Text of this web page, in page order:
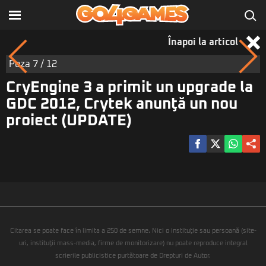
Înapoi la articol
Poza 7 / 12
CryEngine 3 a primit un upgrade la
GDC 2012, Crytek anunţă un nou
proiect (UPDATE)
Citarea se poate face în limita a 250 de semne. Nici o instituţie sau persoană (site-
uri, instituţii mass-media, firme de monitorizare) nu poate reproduce integral
scrierile publicistice purtătoare de Drepturi de Autor.